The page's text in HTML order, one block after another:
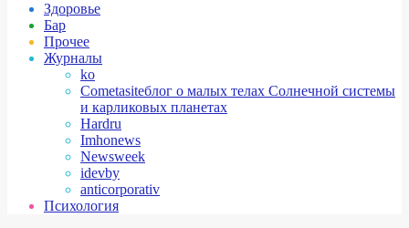
Здоровье
Бар
Прочее
Журналы
ko
Cometasiteблог о малых телах Солнечной системы
и карликовых планетах
Hardru
Imhonews
Newsweek
idevby
anticorporativ
Психология